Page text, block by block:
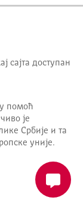
сајта доступан
помоћ
је
Србије и та
уније.